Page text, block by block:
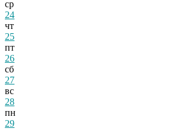
ср
24
чт
25
пт
26
сб
27
вс
28
пн
29